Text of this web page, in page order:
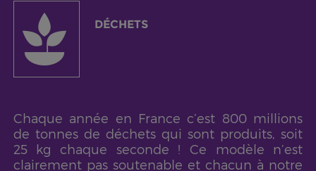
DÉCHETS
Chaque année en France c’est 800 millions
de tonnes de déchets qui sont produits, soit
25 kg chaque seconde ! Ce modèle n’est
clairement pas soutenable et chacun à notre